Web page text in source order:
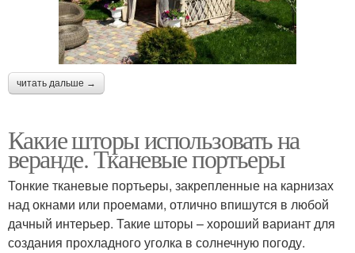
читать дальше →
Какие шторы использовать на
веранде. Тканевые портьеры
Тонкие тканевые портьеры, закрепленные на карнизах
над окнами или проемами, отлично впишутся в любой
дачный интерьер. Такие шторы – хороший вариант для
создания прохладного уголка в солнечную погоду.